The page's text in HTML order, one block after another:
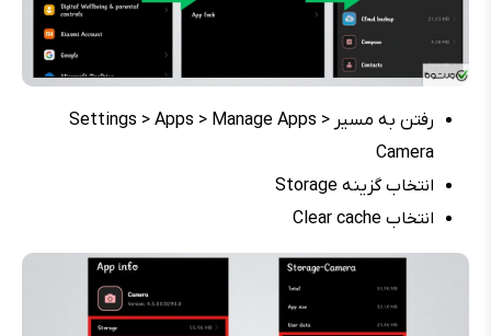
رفتن به مسیر Settings > Apps > Manage Apps >
Camera
انتخاب گزینه Storage
انتخاب Clear cache